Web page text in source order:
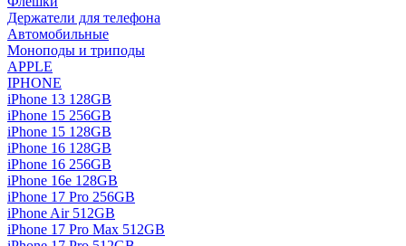
Держатели для телефона
Автомобильные
Моноподы и триподы
APPLE
IPHONE
iPhone 13 128GB
iPhone 15 256GB
iPhone 15 128GB
iPhone 16 128GB
iPhone 16 256GB
iPhone 16e 128GB
iPhone 17 Pro 256GB
iPhone Air 512GB
iPhone 17 Pro Max 512GB